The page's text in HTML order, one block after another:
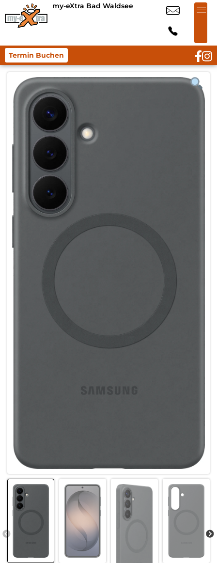
my-eXtra Bad Waldsee
Termin Buchen